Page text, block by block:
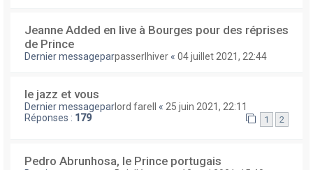
Jeanne Added en live à Bourges pour des réprises
de Prince
Dernier messageparpasserlhiver « 04 juillet 2021, 22:44
le jazz et vous
Dernier messageparlord farell « 25 juin 2021, 22:11
Réponses : 179 1 2
Pedro Abrunhosa, le Prince portugais